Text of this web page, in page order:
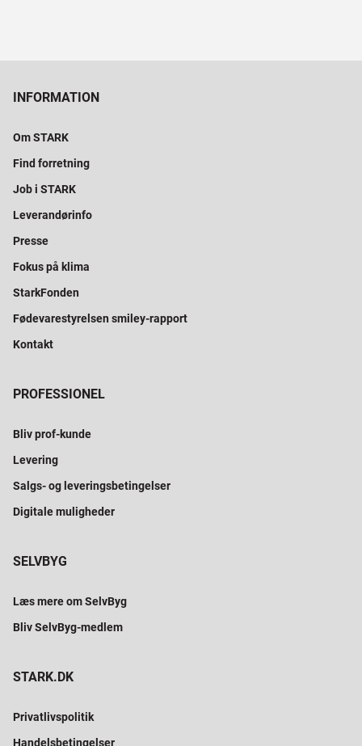
INFORMATION
Om STARK
Find forretning
Job i STARK
Leverandørinfo
Presse
Fokus på klima
StarkFonden
Fødevarestyrelsen smiley-rapport
Kontakt
PROFESSIONEL
Bliv prof-kunde
Levering
Salgs- og leveringsbetingelser
Digitale muligheder
SELVBYG
Læs mere om SelvByg
Bliv SelvByg-medlem
STARK.DK
Privatlivspolitik
Handelsbetingelser